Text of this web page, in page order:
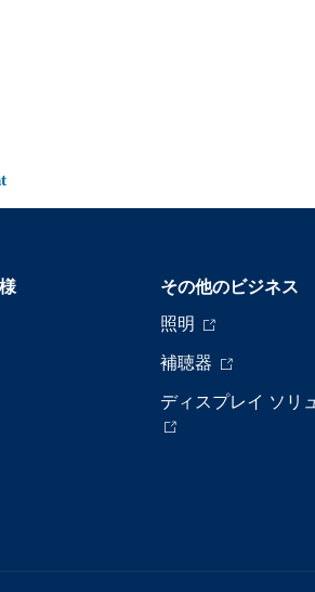
その他のビジネス
照明
補聴器
ディスプレイ ソリ